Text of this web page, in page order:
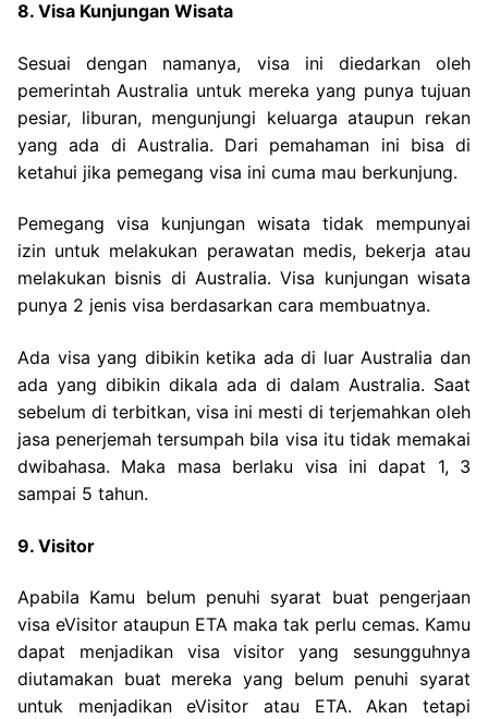
8. Visa Kunjungan Wisata
Sesuai dengan namanya, visa ini diedarkan oleh
pemerintah Australia untuk mereka yang punya tujuan
pesiar, liburan, mengunjungi keluarga ataupun rekan
yang ada di Australia. Dari pemahaman ini bisa di
ketahui jika pemegang visa ini cuma mau berkunjung.
Pemegang visa kunjungan wisata tidak mempunyai
izin untuk melakukan perawatan medis, bekerja atau
melakukan bisnis di Australia. Visa kunjungan wisata
punya 2 jenis visa berdasarkan cara membuatnya.
Ada visa yang dibikin ketika ada di luar Australia dan
ada yang dibikin dikala ada di dalam Australia. Saat
sebelum di terbitkan, visa ini mesti di terjemahkan oleh
jasa penerjemah tersumpah bila visa itu tidak memakai
dwibahasa. Maka masa berlaku visa ini dapat 1, 3
sampai 5 tahun.
9. Visitor
Apabila Kamu belum penuhi syarat buat pengerjaan
visa eVisitor ataupun ETA maka tak perlu cemas. Kamu
dapat menjadikan visa visitor yang sesungguhnya
diutamakan buat mereka yang belum penuhi syarat
untuk menjadikan eVisitor atau ETA. Akan tetapi